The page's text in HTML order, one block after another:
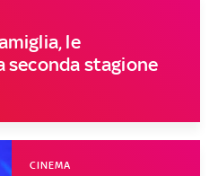
le
seconda stagione
CINEMA